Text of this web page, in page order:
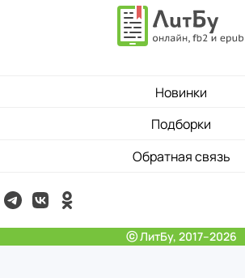
Новинки
Подборки
Обратная связь
ⓒ ЛитБу, 2017–2026